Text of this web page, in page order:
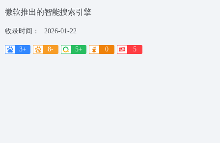
微软推出的智能搜索引擎
收录时间： 2026-01-22
3+ 8- 5+ 0 5